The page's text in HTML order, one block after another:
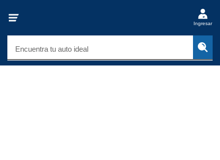
Ingresar
Encuentra tu auto ideal